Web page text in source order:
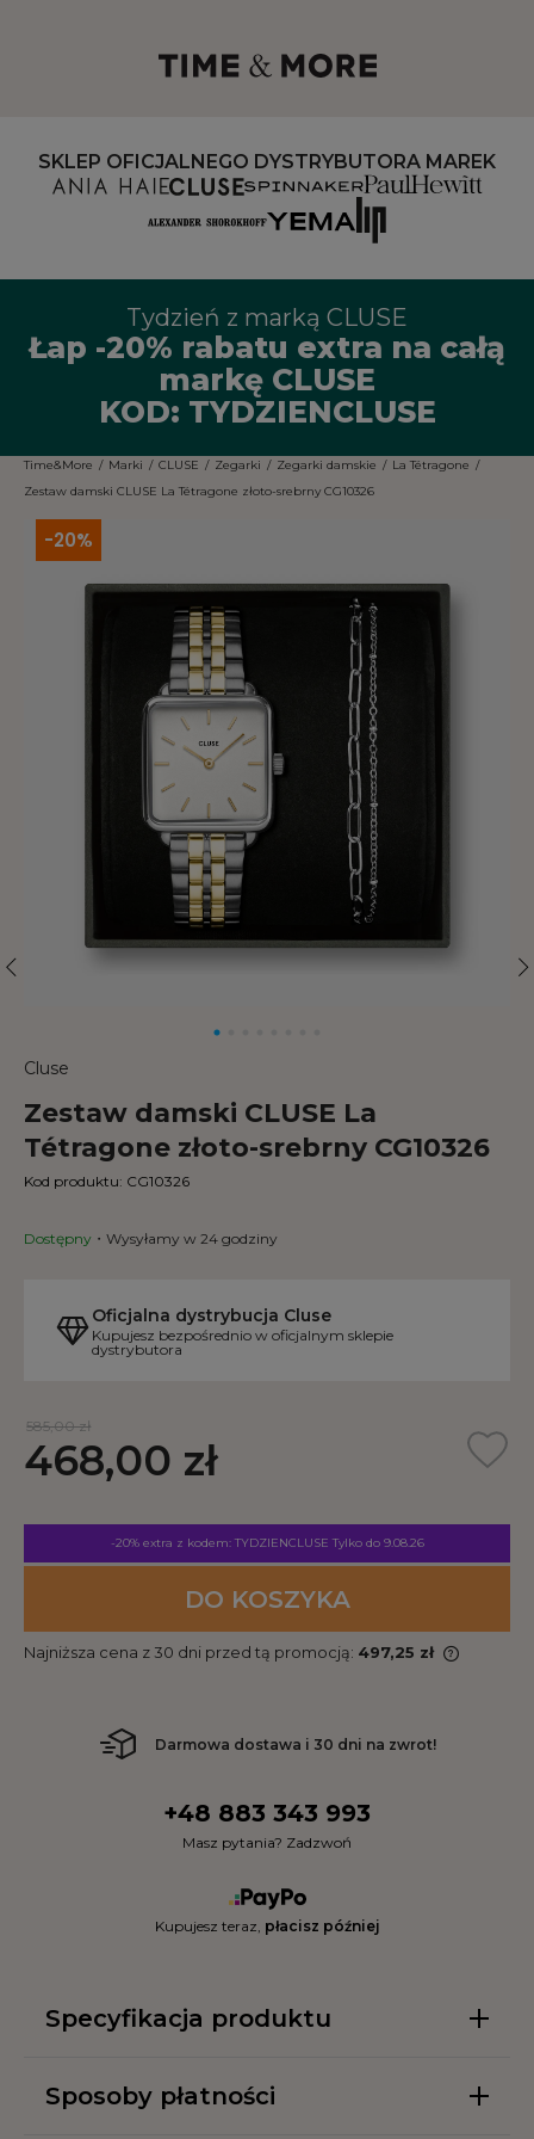
SKLEP OFICJALNEGO DYSTRYBUTORA MAREK
Tydzień z marką CLUSE
Łap -20% rabatu extra na całą
markę CLUSE
KOD: TYDZIENCLUSE
Time&More / Marki / CLUSE / Zegarki / Zegarki damskie / La Tétragone /
Zestaw damski CLUSE La Tétragone złoto-srebrny CG10326
-20%
Cluse
Zestaw damski CLUSE La
Tétragone złoto-srebrny CG10326
Kod produktu: CG10326
Dostępny Wysyłamy w 24 godziny
Oficjalna dystrybucja Cluse
Kupujesz bezpośrednio w oficjalnym sklepie
dystrybutora
-20% extra z kodem: TYDZIENCLUSE Tylko do 9.08.26
585,00 zł
468,00 zł
DO KOSZYKA
Najniższa cena z 30 dni przed tą promocją: 497,25 zł
Darmowa dostawa i 30 dni na zwrot!
+48 883 343 993
Masz pytania? Zadzwoń
Kupujesz teraz, płacisz później
Specyfikacja produktu
Sposoby płatności